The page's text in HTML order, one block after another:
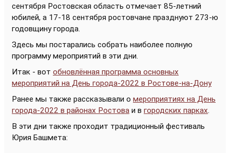
сентября Ростовская область отмечает 85-летний
юбилей, а 17-18 сентября ростовчане празднуют 273-ю
годовщину города.
Здесь мы постарались собрать наиболее полную
программу мероприятий в эти дни.
Итак - вот обновлённая программа основных
мероприятий на День города-2022 в Ростове-на-Дону
Ранее мы также рассказывали о мероприятиях на День
города-2022 в районах Ростова и в городских парках.
В эти дни также проходит традиционный фестиваль
Юрия Башмета: